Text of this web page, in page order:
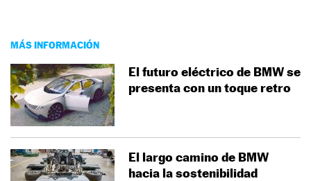
MÁS INFORMACIÓN
El futuro eléctrico de BMW se
presenta con un toque retro
El largo camino de BMW
hacia la sostenibilidad